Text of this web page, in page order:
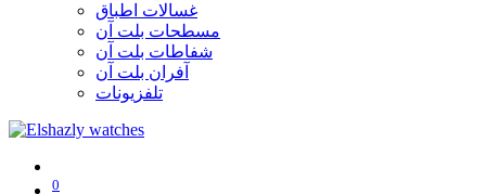
غسالات اطباق
مسطحات بلت آن
شفاطات بلت آن
آفران بلت آن
تلفزيونات
0